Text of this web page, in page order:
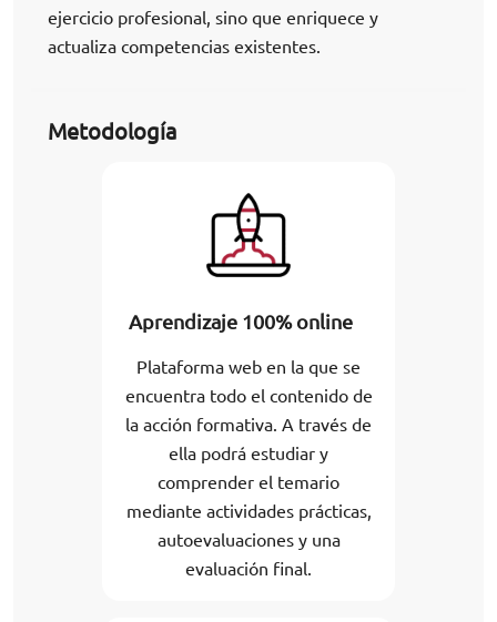
ejercicio profesional, sino que enriquece y
actualiza competencias existentes.
Metodología
Aprendizaje 100% online
Plataforma web en la que se
encuentra todo el contenido de
la acción formativa. A través de
ella podrá estudiar y
comprender el temario
mediante actividades prácticas,
autoevaluaciones y una
evaluación final.